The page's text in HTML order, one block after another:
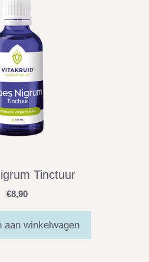
Tinctuur
€8,90
aan winkelwagen